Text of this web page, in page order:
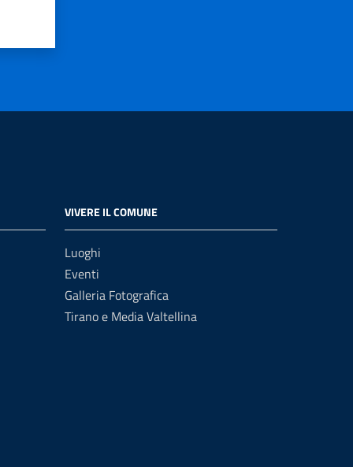
VIVERE IL COMUNE
Luoghi
Eventi
Galleria Fotografica
Tirano e Media Valtellina